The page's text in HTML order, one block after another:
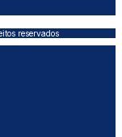
reservados